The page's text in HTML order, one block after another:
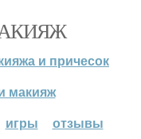
и причесок
макияж
игры отзывы